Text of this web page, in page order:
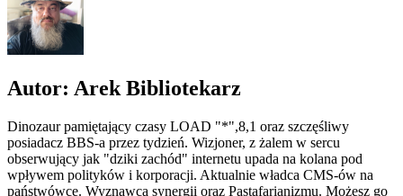
Autor: Arek Bibliotekarz
Dinozaur pamiętający czasy LOAD "*",8,1 oraz szczęśliwy
posiadacz BBS-a przez tydzień. Wizjoner, z żalem w sercu
obserwujący jak "dziki zachód" internetu upada na kolana pod
wpływem polityków i korporacji. Aktualnie władca CMS-ów na
państwówce. Wyznawca synergii oraz Pastafarianizmu. Możesz go